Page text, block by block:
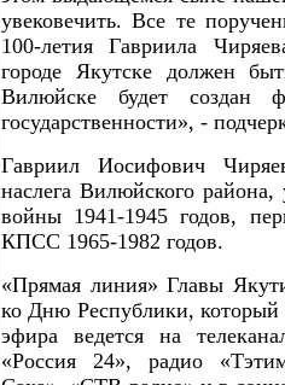
увековечить. Все те
100-летия Гавриила
городе Якутске должен
Вилюйске будет создан
государственности», -
Гавриил Иосифович
наслега Вилюйского
войны 1941-1945 годов,
КПСС 1965-1982 годов.
«Прямая линия» Главы
ко Дню Республики, который
эфира ведется на
«Россия 24», радио